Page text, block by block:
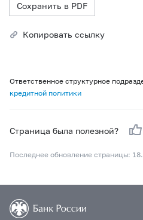
Сохранить в PDF
Копировать ссылку
Ответственное структурное
кредитной политики
Страница была полезной?
Последнее обновление страницы: